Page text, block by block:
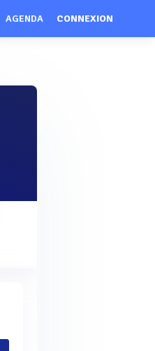
AGENDA CONNEXION